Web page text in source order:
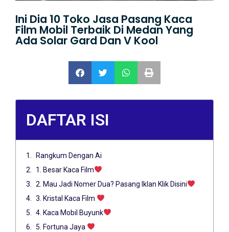
Ini Dia 10 Toko Jasa Pasang Kaca
Film Mobil Terbaik Di Medan Yang
Ada Solar Gard Dan V Kool
DAFTAR ISI
Rangkum Dengan Ai
1. Besar Kaca Film
2. Mau Jadi Nomer Dua? Pasang Iklan Klik Disini
3. Kristal Kaca Film
4. Kaca Mobil Buyunk
5. Fortuna Jaya